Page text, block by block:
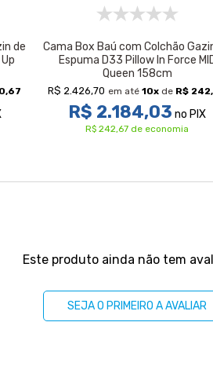
de
Cama Box Baú com Colchão
Espuma D33 Pillow In Force
Queen 158cm
R$ 2.426,70 em até 10x de R$
R$ 2.184,03 no PIX
R$ 242,67 de economia
Este produto ainda não tem
SEJA O PRIMEIRO A AVALIAR